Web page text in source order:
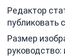
Редактор
публиковать
Размер